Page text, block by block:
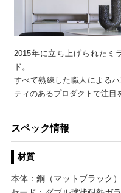
2015年に立ち上げられたミ
ド。
すべて熟練した職人による
ティのあるプロダクトで注目
スペック情報
材質
本体：鋼（マットブラック